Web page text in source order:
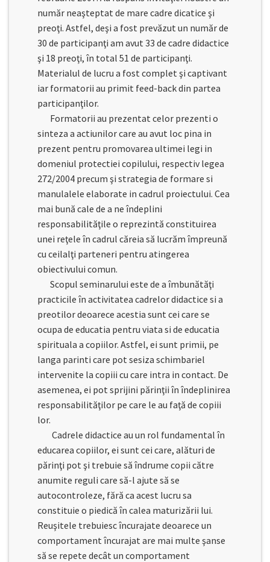
număr neaşteptat de mare cadre dicatice şi
preoţi. Astfel, deşi a fost prevăzut un număr de
30 de participanţi am avut 33 de cadre didactice
şi 18 preoţi, în total 51 de participanţi.
Materialul de lucru a fost complet şi captivant
iar formatorii au primit feed-back din partea
participanţilor.
Formatorii au prezentat celor prezenti o
sinteza a actiunilor care au avut loc pina in
prezent pentru promovarea ultimei legi in
domeniul protectiei copilului, respectiv legea
272/2004 precum şi strategia de formare si
manulalele elaborate in cadrul proiectului. Cea
mai bună cale de a ne îndeplini
responsabilităţile o reprezintă constituirea
unei reţele în cadrul căreia să lucrăm împreună
cu ceilalţi parteneri pentru atingerea
obiectivului comun.
Scopul seminarului este de a îmbunătăţi
practicile în activitatea cadrelor didactice si a
preotilor deoarece acestia sunt cei care se
ocupa de educatia pentru viata si de educatia
spirituala a copiilor. Astfel, ei sunt primii, pe
langa parinti care pot sesiza schimbariel
intervenite la copiii cu care intra in contact. De
asemenea, ei pot sprijini părinţii în îndeplinirea
responsabilităţilor pe care le au faţă de copiii
lor.
Cadrele didactice au un rol fundamental în
educarea copiilor, ei sunt cei care, alături de
părinţi pot şi trebuie să îndrume copii către
anumite reguli care să-l ajute să se
autocontroleze, fără ca acest lucru sa
constituie o piedică în calea maturizării lui.
Reuşitele trebuiesc încurajate deoarece un
comportament încurajat are mai multe şanse
să se repete decât un comportament